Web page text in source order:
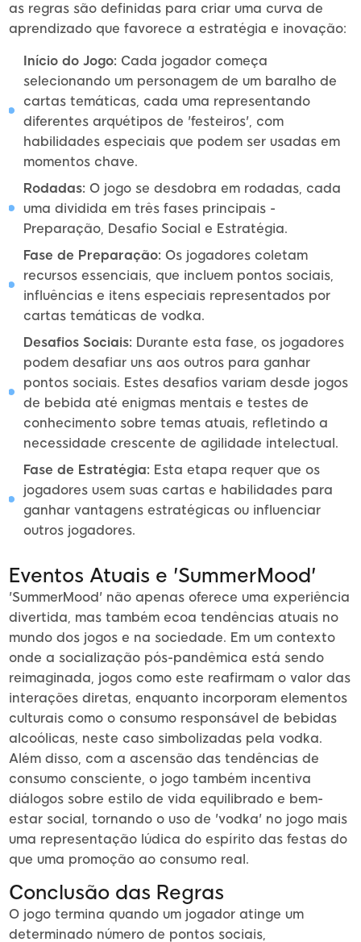
as regras são definidas para criar uma curva de
aprendizado que favorece a estratégia e inovação:
Início do Jogo: Cada jogador começa
selecionando um personagem de um baralho de
cartas temáticas, cada uma representando
diferentes arquétipos de 'festeiros', com
habilidades especiais que podem ser usadas em
momentos chave.
Rodadas: O jogo se desdobra em rodadas, cada
uma dividida em três fases principais -
Preparação, Desafio Social e Estratégia.
Fase de Preparação: Os jogadores coletam
recursos essenciais, que incluem pontos sociais,
influências e itens especiais representados por
cartas temáticas de vodka.
Desafios Sociais: Durante esta fase, os jogadores
podem desafiar uns aos outros para ganhar
pontos sociais. Estes desafios variam desde jogos
de bebida até enigmas mentais e testes de
conhecimento sobre temas atuais, refletindo a
necessidade crescente de agilidade intelectual.
Fase de Estratégia: Esta etapa requer que os
jogadores usem suas cartas e habilidades para
ganhar vantagens estratégicas ou influenciar
outros jogadores.
Eventos Atuais e 'SummerMood'
'SummerMood' não apenas oferece uma experiência
divertida, mas também ecoa tendências atuais no
mundo dos jogos e na sociedade. Em um contexto
onde a socialização pós-pandêmica está sendo
reimaginada, jogos como este reafirmam o valor das
interações diretas, enquanto incorporam elementos
culturais como o consumo responsável de bebidas
alcoólicas, neste caso simbolizadas pela vodka.
Além disso, com a ascensão das tendências de
consumo consciente, o jogo também incentiva
diálogos sobre estilo de vida equilibrado e bem-
estar social, tornando o uso de 'vodka' no jogo mais
uma representação lúdica do espírito das festas do
que uma promoção ao consumo real.
Conclusão das Regras
O jogo termina quando um jogador atinge um
determinado número de pontos sociais,